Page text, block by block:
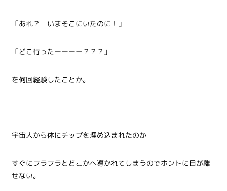
「あれ？ いまそこにいたのに！」
「どこ行ったーーーー？？？」
を何回経験したことか。
宇宙人から体にチップを埋め込まれたのか
すぐにフラフラとどこかへ導かれてしまうのでホントに目が離
せない。